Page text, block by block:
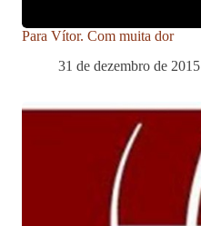
Para Vítor. Com muita dor
31 de dezembro de 2015